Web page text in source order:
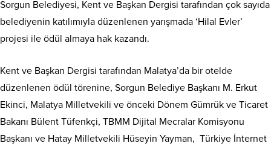
Sorgun Belediyesi, Kent ve Başkan Dergisi tarafından çok sayıda
belediyenin katılımıyla düzenlenen yarışmada ‘Hilal Evler’
projesi ile ödül almaya hak kazandı.
Kent ve Başkan Dergisi tarafından Malatya’da bir otelde
düzenlenen ödül törenine, Sorgun Belediye Başkanı M. Erkut
Ekinci, Malatya Milletvekili ve önceki Dönem Gümrük ve Ticaret
Bakanı Bülent Tüfenkçi, TBMM Dijital Mecralar Komisyonu
Başkanı ve Hatay Milletvekili Hüseyin Yayman, Türkiye İnternet